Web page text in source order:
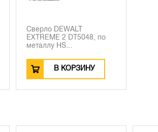
Сверло DEWALT
EXTREME 2 DT5048, по
металлу HS...
В КОРЗИНУ